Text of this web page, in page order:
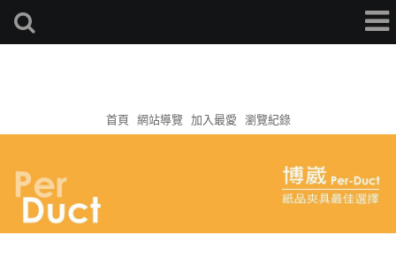
首頁 網站導覽 加入最愛 瀏覽紀錄